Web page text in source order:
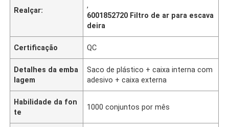
Realçar:
,
6001852720 Filtro de ar para escava
deira
Certificação QC
Detalhes da emba
lagem
Saco de plástico + caixa interna com
adesivo + caixa externa
Habilidade da fon
te
1000 conjuntos por mês